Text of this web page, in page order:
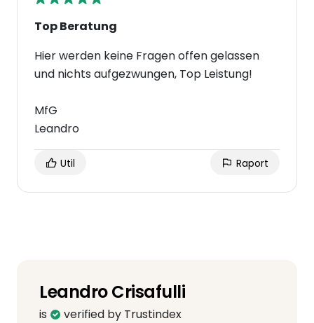
Top Beratung
Hier werden keine Fragen offen gelassen
und nichts aufgezwungen, Top Leistung!
MfG
Leandro
Util Raport
Leandro Crisafulli
is verified by Trustindex